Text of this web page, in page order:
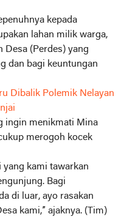
kepada
lahan milik warga,
Desa (Perdes) yang
dan bagi keuntungan
Dibalik Polemik Nelayan
ingin menikmati Mina
merogoh kocek
yang kami tawarkan
Bagi
di luar, ayo rasakan
kami,” ajaknya. (Tim)